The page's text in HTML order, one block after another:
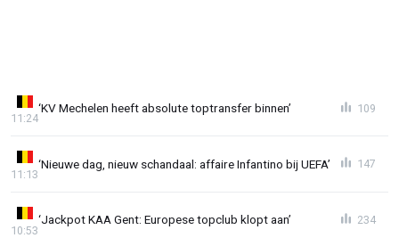
‘KV Mechelen heeft absolute toptransfer binnen’
11:24
109
‘Nieuwe dag, nieuw schandaal: affaire Infantino bij UEFA’
11:13
147
‘Jackpot KAA Gent: Europese topclub klopt aan’
10:53
234